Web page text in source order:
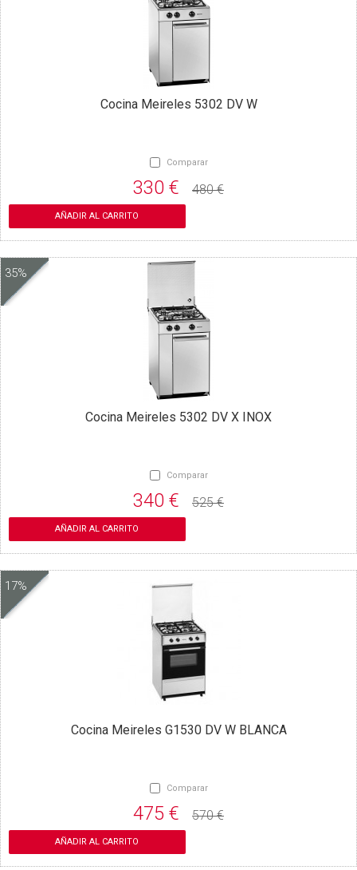
Cocina Meireles 5302 DV W
Comparar
330 € 480 €
AÑADIR AL CARRITO
35%
Cocina Meireles 5302 DV X INOX
Comparar
340 € 525 €
AÑADIR AL CARRITO
17%
Cocina Meireles G1530 DV W BLANCA
Comparar
475 € 570 €
AÑADIR AL CARRITO